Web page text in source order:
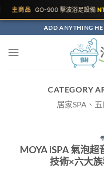
主商品 GO-900 擊波浴足設備
ADD ANYTHING
CATEGORY
居家SPA、
MOYA iSPA 氣泡
技術×六大